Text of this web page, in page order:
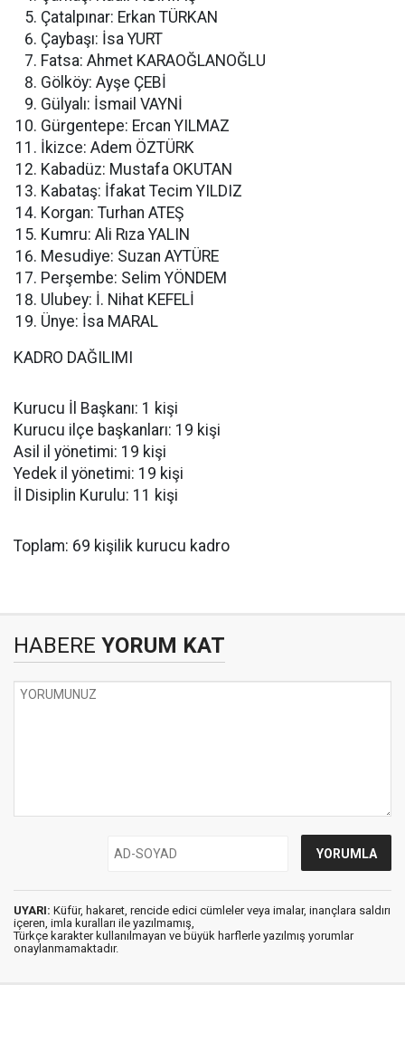
Çatalpınar: Erkan TÜRKAN
Çaybaşı: İsa YURT
Fatsa: Ahmet KARAOĞLANOĞLU
Gölköy: Ayşe ÇEBİ
Gülyalı: İsmail VAYNİ
Gürgentepe: Ercan YILMAZ
İkizce: Adem ÖZTÜRK
Kabadüz: Mustafa OKUTAN
Kabataş: İfakat Tecim YILDIZ
Korgan: Turhan ATEŞ
Kumru: Ali Rıza YALIN
Mesudiye: Suzan AYTÜRE
Perşembe: Selim YÖNDEM
Ulubey: İ. Nihat KEFELİ
Ünye: İsa MARAL
KADRO DAĞILIMI
Kurucu İl Başkanı: 1 kişi
Kurucu ilçe başkanları: 19 kişi
Asil il yönetimi: 19 kişi
Yedek il yönetimi: 19 kişi
İl Disiplin Kurulu: 11 kişi
Toplam: 69 kişilik kurucu kadro
HABERE YORUM KAT
UYARI: Küfür, hakaret, rencide edici cümleler veya imalar, inançlara saldırı
içeren, imla kuralları ile yazılmamış,
Türkçe karakter kullanılmayan ve büyük harflerle yazılmış yorumlar
onaylanmamaktadır.